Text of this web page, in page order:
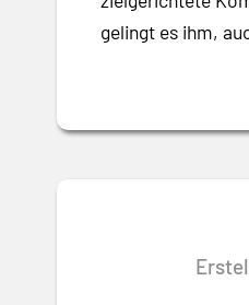
gelingt es ihm,